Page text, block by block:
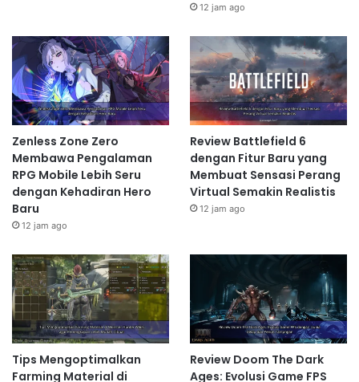
12 jam ago
Zenless Zone Zero
Membawa Pengalaman
RPG Mobile Lebih Seru
dengan Kehadiran Hero
Baru
12 jam ago
Review Battlefield 6
dengan Fitur Baru yang
Membuat Sensasi Perang
Virtual Semakin Realistis
12 jam ago
Tips Mengoptimalkan
Farming Material di
Review Doom The Dark
Ages: Evolusi Game FPS